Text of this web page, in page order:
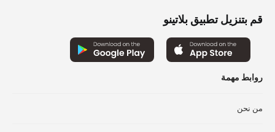
الخيارات
على
صفحة
قم بتنزيل تطبيق بلاتينو
روابط مهمة
من نحن